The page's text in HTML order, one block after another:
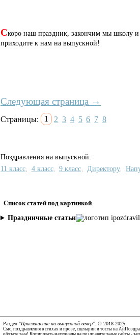
Скоро наш праздник, закончим мы школу и
приходите к нам на выпускной!
Следующая страница →
Страницы: 1 2 3 4 5 6 7 8
Поздравления на выпускной:
11 класс
4 класс 9 класс Директору
Список статей под картинкой
Праздничные статьи
Раздел "Приглашение на выпускной вечер". © 2018-2025.
Смс, поздравления в стихах и прозе, сценарии и тосты на